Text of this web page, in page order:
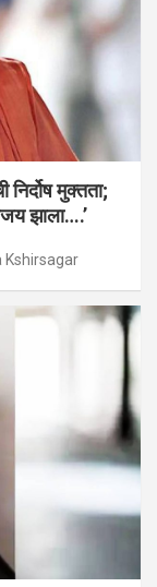
मुक्तता;
झाला….’
Kshirsagar